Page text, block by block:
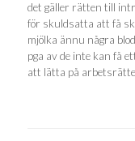
det gäller rätten till
för skuldsatta att få
mjölka ännu några
pga av de inte kan få
att lätta på